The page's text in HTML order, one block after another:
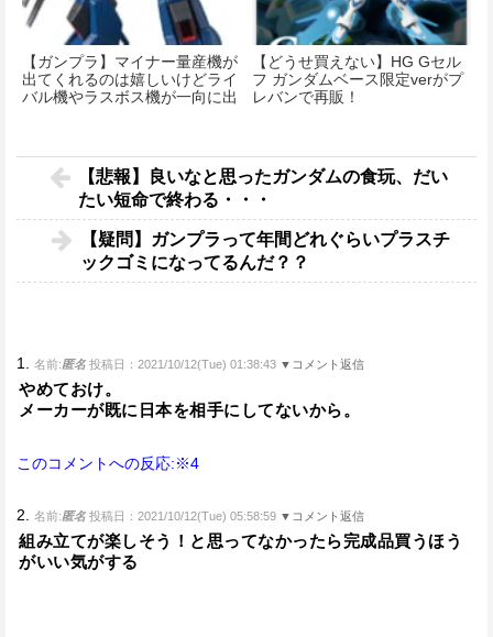
【ガンプラ】マイナー量産機が
出てくれるのは嬉しいけどライ
バル機やラスボス機が一向に出
【どうせ買えない】HG Gセル
フ ガンダムベース限定verがプ
レバンで再販！
【悲報】良いなと思ったガンダムの食玩、だい
たい短命で終わる・・・
【疑問】ガンプラって年間どれぐらいプラスチ
ックゴミになってるんだ？？
1. 名前:匿名 投稿日：2021/10/12(Tue) 01:38:43 ▼コメント返信
やめておけ。
メーカーが既に日本を相手にしてないから。
このコメントへの反応:※4
2. 名前:匿名 投稿日：2021/10/12(Tue) 05:58:59 ▼コメント返信
組み立てが楽しそう！と思ってなかったら完成品買うほう
がいい気がする